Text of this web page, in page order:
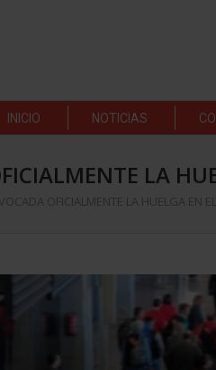
INICIO NOTICIAS
LA
OFICIALMENTE LA HUELGA EN